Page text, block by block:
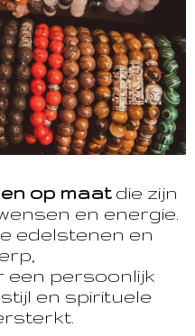
op maatdie zijn
en energie.
edelstenen en
een persoonlijk
en spirituele